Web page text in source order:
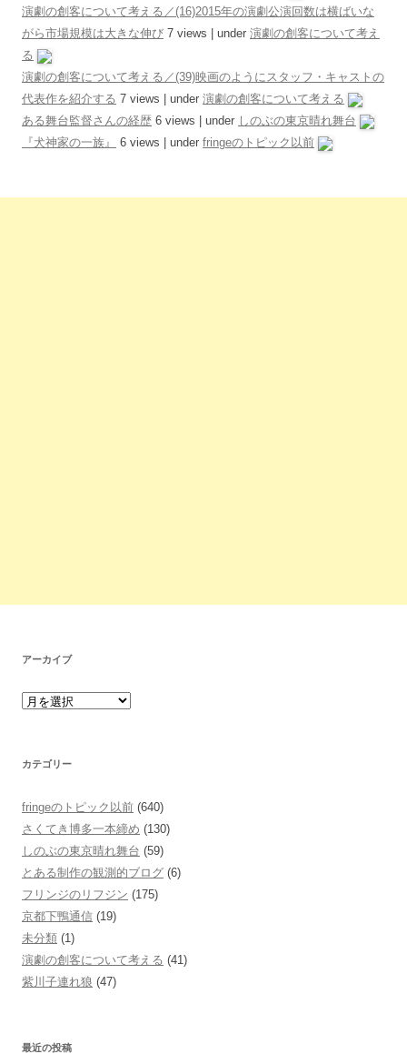
演劇の創客について考える／(16)2015年の演劇公演回数は横ばいな
がら市場規模は大きな伸び 7 views under 演劇の創客について考え
る
演劇の創客について考える／(39)映画のようにスタッフ・キャストの
代表作を紹介する 7 views under 演劇の創客について考える
ある舞台監督さんの経歴 6 views under しのぶの東京晴れ舞台
『犬神家の一族』
6 views under fringeのトピック以前
アーカイブ
カテゴリー
fringeのトピック以前 (640)
さくてき博多一本締め (130)
しのぶの東京晴れ舞台 (59)
とある制作の観測的ブログ (6)
フリンジのリフジン (175)
京都下鴨通信 (19)
未分類 (1)
演劇の創客について考える (41)
紫川子連れ狼 (47)
最近の投稿